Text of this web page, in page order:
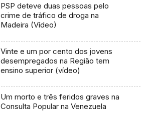
PSP deteve duas pessoas pelo
crime de tráfico de droga na
Madeira (Vídeo)
Vinte e um por cento dos jovens
desempregados na Região tem
ensino superior (vídeo)
Um morto e três feridos graves na
Consulta Popular na Venezuela